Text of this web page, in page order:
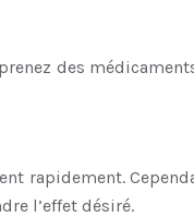
des
rapidement.
l’effet désiré.